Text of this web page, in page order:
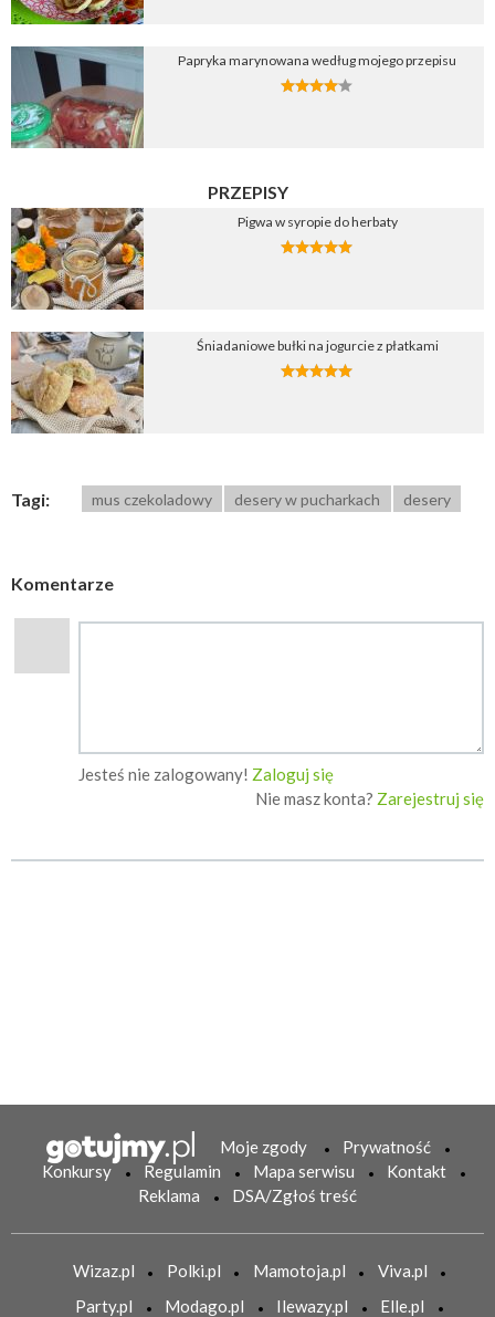
Papryka marynowana według mojego przepisu
PRZEPISY
Pigwa w syropie do herbaty
Śniadaniowe bułki na jogurcie z płatkami
Tagi: mus czekoladowy desery w pucharkach desery
Komentarze
Jesteś nie zalogowany! Zaloguj się
Nie masz konta? Zarejestruj się
Moje zgody
Prywatność
Konkursy
Regulamin Mapa serwisu
Kontakt
Reklama
DSA/Zgłoś treść
Wizaz.pl Polki.pl Mamotoja.pl
Viva.pl
Party.pl
Modago.pl Ilewazy.pl Elle.pl